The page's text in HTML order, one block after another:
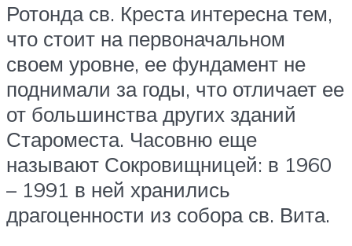
Ротонда св. Креста интересна тем,
что стоит на первоначальном
своем уровне, ее фундамент не
поднимали за годы, что отличает ее
от большинства других зданий
Староместа. Часовню еще
называют Сокровищницей: в 1960
– 1991 в ней хранились
драгоценности из собора св. Вита.